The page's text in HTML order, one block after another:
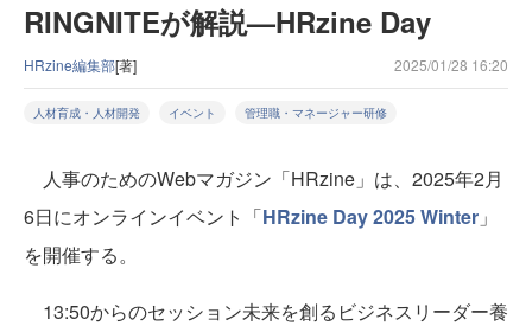
RINGNITEが解説—HRzine Day
HRzine編集部[著] 2025/01/28 16:20
人材育成・人材開発 イベント 管理職・マネージャー研修
人事のためのWebマガジン「HRzine」は、2025年2月
6日にオンラインイベント「HRzine Day 2025 Winter 」
を開催する。
13:50からのセッション未来を創るビジネスリーダー養